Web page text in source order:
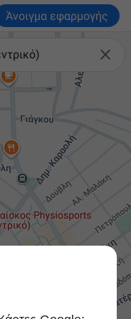
Άνοιγμα εφαρμογής
